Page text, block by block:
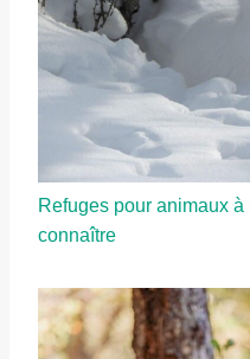
Refuges pour animaux
connaître